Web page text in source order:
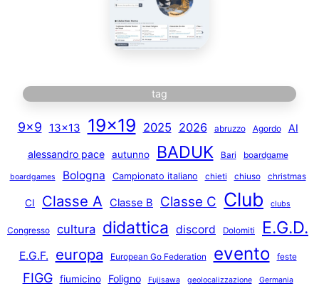
tag
9×9 13×13 19×19 2025 2026 abruzzo Agordo AI
alessandro pace autunno BADUK Bari boardgame
boardgames Bologna Campionato italiano chieti chiuso christmas
CI Classe A Classe B Classe C Club clubs
Congresso cultura didattica discord Dolomiti E.G.D.
E.G.F. europa European Go Federation evento feste
FIGG fiumicino Foligno Fujisawa geolocalizzazione Germania